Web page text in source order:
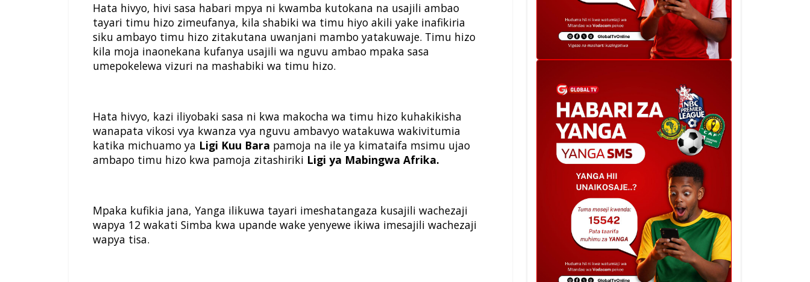
Hata hivyo, hivi sasa habari mpya ni kwamba kutokana na usajili ambao
tayari timu hizo zimeufanya, kila shabiki wa timu hiyo akili yake inafikiria
siku ambayo timu hizo zitakutana uwanjani mambo yatakuwaje. Timu hizo
kila moja inaonekana kufanya usajili wa nguvu ambao mpaka sasa
umepokelewa vizuri na mashabiki wa timu hizo.
Hata hivyo, kazi iliyobaki sasa ni kwa makocha wa timu hizo kuhakikisha
wanapata vikosi vya kwanza vya nguvu ambavyo watakuwa wakivitumia
katika michuamo ya Ligi Kuu Bara pamoja na ile ya kimataifa msimu ujao
ambapo timu hizo kwa pamoja zitashiriki Ligi ya Mabingwa Afrika.
Mpaka kufikia jana, Yanga ilikuwa tayari imeshatangaza kusajili wachezaji
wapya 12 wakati Simba kwa upande wake yenyewe ikiwa imesajili wachezaji
wapya tisa.